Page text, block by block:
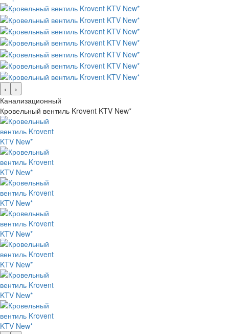
‹
›
Канализационный
Кровельный вентиль Krovent KTV New*